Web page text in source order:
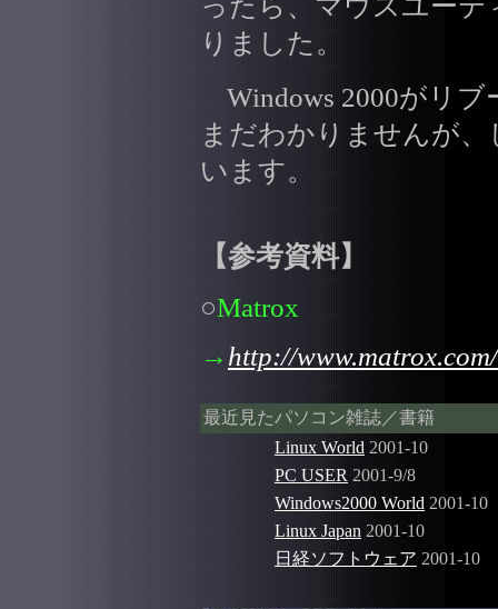
ったら、マウスユー
りました。
Windows 2000がリ
まだわかりませんが
います。
【参考資料】
○Matrox
→ http://www.matrox.com/
最近見たパソコン雑誌／書籍
Linux World 2001-10
PC USER 2001-9/8
Windows2000 World 2001-10
Linux Japan 2001-10
日経ソフトウェア 2001-10